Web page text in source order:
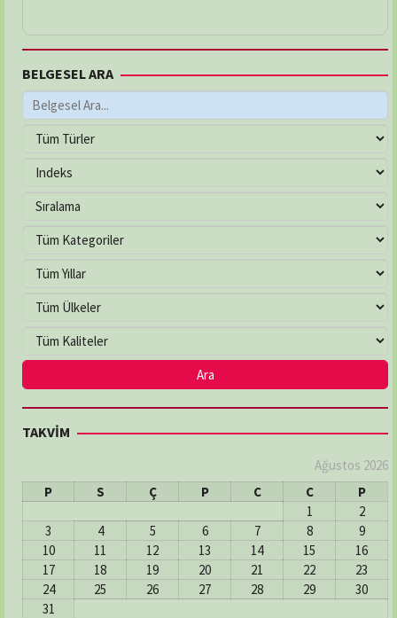
BELGESEL ARA
TAKVİM
Ağustos 2026
P
S Ç P C C
P
1
2
3
4 5 6 7 8
9
10
11 12 13 14 15
16
17
18 19 20 21 22
23
24
25 26 27 28 29
30
31